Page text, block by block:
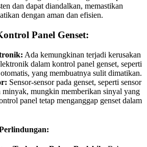
dan dapat diandalkan, memastikan
dengan aman dan efisien.
Panel Genset:
Ada kemungkinan terjadi kerusakan
dalam kontrol panel genset, seperti
yang membuatnya sulit dimatikan.
Sensor-sensor pada genset, seperti sensor
minyak, mungkin memberikan sinyal yang
panel tetap menganggap genset dalam